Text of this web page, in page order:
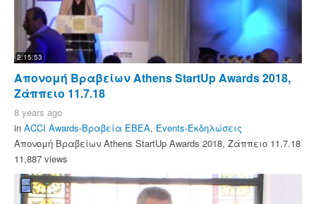
2:15:53
Απονομή Βραβείων Athens StartUp Awards 2018,
Ζάππειο 11.7.18
8 years ago
in ACCI Awards-Βραβεία ΕΒΕΑ, Events-Εκδηλώσεις
Απονομή Βραβείων Athens StartUp Awards 2018, Ζάππειο 11.7.18
11,887 views